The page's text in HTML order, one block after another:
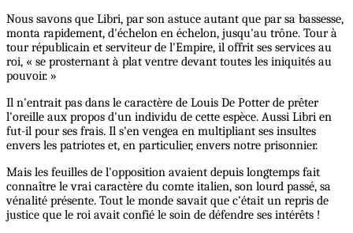
Nous savons que Libri, par son astuce autant que par sa bassesse,
monta rapidement, d'échelon en échelon, jusqu'au trône. Tour à
tour républicain et serviteur de l'Empire, il offrit ses services au
roi, « se prosternant à plat ventre devant toutes les iniquités au
pouvoir. »
Il n'entrait pas dans le caractère de Louis De Potter de prêter
l'oreille aux propos d'un individu de cette espèce. Aussi Libri en
fut-il pour ses frais. Il s'en vengea en multipliant ses insultes
envers les patriotes et, en particulier, envers notre prisonnier.
Mais les feuilles de l'opposition avaient depuis longtemps fait
connaître le vrai caractère du comte italien, son lourd passé, sa
vénalité présente. Tout le monde savait que c'était un repris de
justice que le roi avait confié le soin de défendre ses intérêts !